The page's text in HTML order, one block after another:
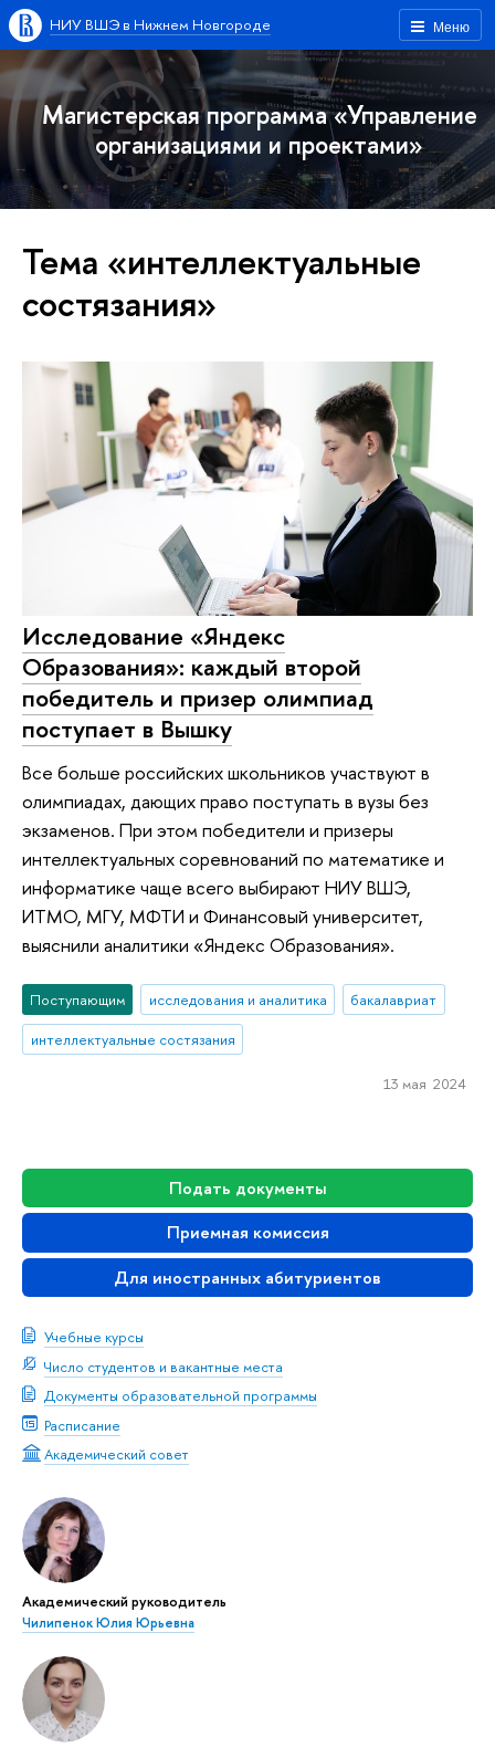
Меню
НИУ ВШЭ в Нижнем Новгороде
Магистерская программа «Управление
организациями и проектами»
Подать документы
Приемная комиссия
Для иностранных абитуриентов
Учебные курсы
Число студентов и вакантные места
Документы образовательной программы
Расписание
Академический совет
Академический руководитель
Чилипенок Юлия Юрьевна
Тема «интеллектуальные
состязания»
Исследование «Яндекс
Образования»: каждый второй
победитель и призер олимпиад
поступает в Вышку
Все больше российских школьников участвуют в
олимпиадах, дающих право поступать в вузы без
экзаменов. При этом победители и призеры
интеллектуальных соревнований по математике и
информатике чаще всего выбирают НИУ ВШЭ,
ИТМО, МГУ, МФТИ и Финансовый университет,
выяснили аналитики «Яндекс Образования».
Поступающим исследования и аналитика
бакалавриат
интеллектуальные состязания
13 мая 2024